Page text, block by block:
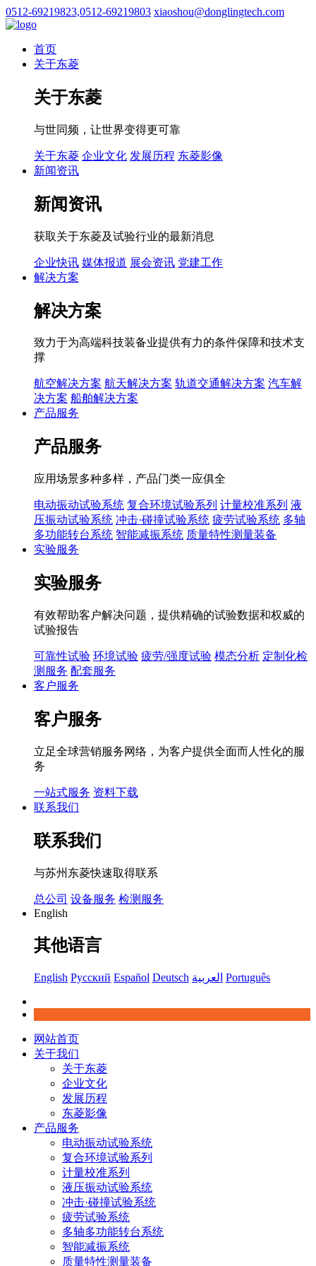
0512-69219823,0512-69219803 xiaoshou@donglingtech.com
首页
关于东菱
关于东菱
与世同频，让世界变得更可靠
关于东菱 企业文化 发展历程 东菱影像
新闻资讯
新闻资讯
获取关于东菱及试验行业的最新消息
企业快讯 媒体报道 展会资讯 党建工作
解决方案
解决方案
致力于为高端科技装备业提供有力的条件保障和技术支
撑
航空解决方案 航天解决方案 轨道交通解决方案 汽车解
决方案 船舶解决方案
产品服务
产品服务
应用场景多种多样，产品门类一应俱全
电动振动试验系统 复合环境试验系列 计量校准系列 液
压振动试验系统 冲击·碰撞试验系统 疲劳试验系统 多轴
多功能转台系统 智能减振系统 质量特性测量装备
实验服务
实验服务
有效帮助客户解决问题，提供精确的试验数据和权威的
试验报告
可靠性试验 环境试验 疲劳/强度试验 模态分析 定制化检
测服务 配套服务
客户服务
客户服务
立足全球营销服务网络，为客户提供全面而人性化的服
务
一站式服务 资料下载
联系我们
联系我们
与苏州东菱快速取得联系
总公司 设备服务 检测服务
English
其他语言
English Русский Español Deutsch العربية Português
网站首页
关于我们
关于东菱
企业文化
发展历程
东菱影像
产品服务
电动振动试验系统
复合环境试验系列
计量校准系列
液压振动试验系统
冲击·碰撞试验系统
疲劳试验系统
多轴多功能转台系统
智能减振系统
质量特性测量装备